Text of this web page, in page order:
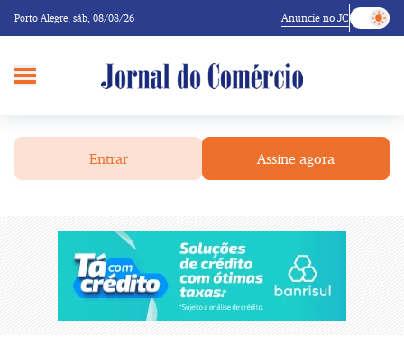
Porto Alegre, sáb, 08/08/26 Anuncie no JC
Entrar Assine agora